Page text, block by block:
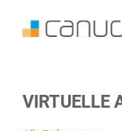
VIRTUELLE